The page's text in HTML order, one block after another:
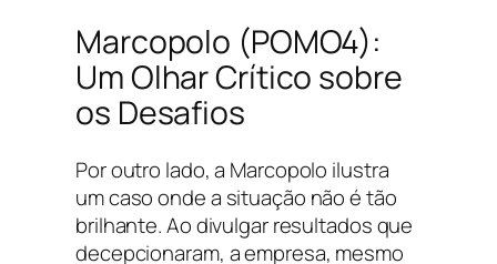
Marcopolo (POMO4):
Um Olhar Crítico sobre
os Desafios
Por outro lado, a Marcopolo ilustra
um caso onde a situação não é tão
brilhante. Ao divulgar resultados que
decepcionaram, a empresa, mesmo